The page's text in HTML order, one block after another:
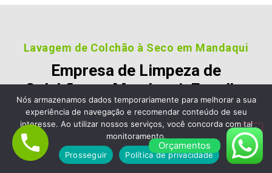
Lavagem de Colchão à Seco em Mandaqui
Empresa de Limpeza de
Colchão em Mandaqui, Escolha
a Limpa Clean Limpeza de
Estofados e Sofá
Nossos clientes são fiéis pois gostara dos nossos
serviços e nos recomendam, veja alguns desses
Orçamentos
Nós armazenamos dados temporariamente para melhorar a sua
experiência de navegação e recomendar conteúdo de seu
interesse. Ao utilizar nossos serviços, você concorda com tal
monitoramento.
Prosseguir
Política de privacidade